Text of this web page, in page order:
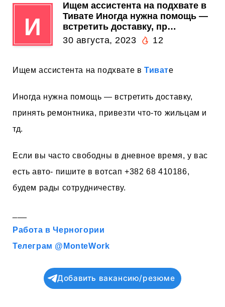
И
Ищем ассистента на подхвате в
Тивате Иногда нужна помощь —
встретить доставку, пр…
30 августа, 2023
12
Ищем ассистента на подхвате в Тивате
Иногда нужна помощь — встретить доставку,
принять ремонтника, привезти что-то жильцам и
тд.
Если вы часто свободны в дневное время, у вас
есть авто- пишите в вотсап +382 68 410186,
будем рады сотрудничеству.
Работа в Черногории
Телеграм @MonteWork
Добавить вакансию/резюме